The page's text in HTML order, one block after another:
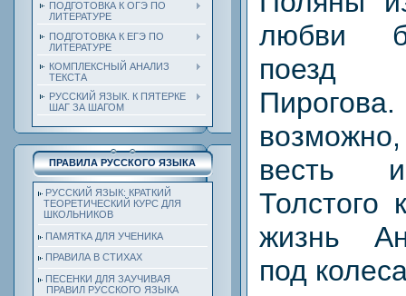
ПОДГОТОВКА К ОГЭ ПО
ЛИТЕРАТУРЕ
ПОДГОТОВКА К ЕГЭ ПО
ЛИТЕРАТУРЕ
КОМПЛЕКСНЫЙ АНАЛИЗ
ТЕКСТА
РУССКИЙ ЯЗЫК. К ПЯТЕРКЕ
ШАГ ЗА ШАГОМ
ПРАВИЛА РУССКОГО ЯЗЫКА
РУССКИЙ ЯЗЫК: КРАТКИЙ
ТЕОРЕТИЧЕСКИЙ КУРС ДЛЯ
ШКОЛЬНИКОВ
ПАМЯТКА ДЛЯ УЧЕНИКА
ПРАВИЛА В СТИХАХ
ПЕСЕНКИ ДЛЯ ЗАУЧИВАЯ
ПРАВИЛ РУССКОГО ЯЗЫКА
любви
поезд
весть и
Толстого
жизнь
под